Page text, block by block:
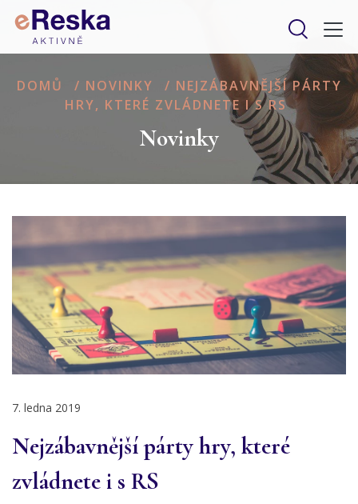
DOMŮ / NOVINKY / NEJZÁBAVNĚJŠÍ PÁRTY
HRY, KTERÉ ZVLÁDNETE I S RS
Novinky
7. ledna 2019
Nejzábavnější párty hry, které
zvládnete i s RS